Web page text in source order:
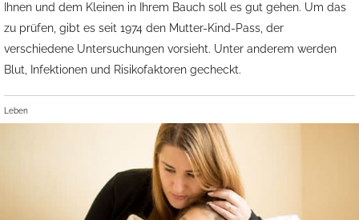
Ihnen und dem Kleinen in Ihrem Bauch soll es gut gehen. Um das
zu prüfen, gibt es seit 1974 den Mutter-Kind-Pass, der
verschiedene Untersuchungen vorsieht. Unter anderem werden
Blut, Infektionen und Risikofaktoren gecheckt.
Leben